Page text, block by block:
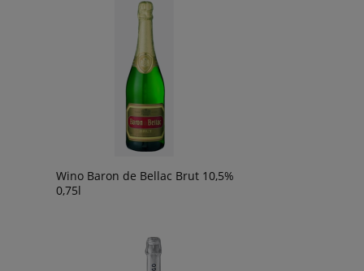
Wino Baron de Bellac Brut 10,5%
0,75l